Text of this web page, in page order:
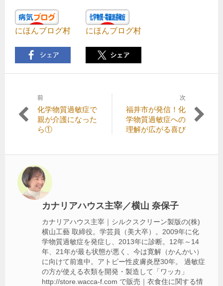
にほんブログ村 にほんブログ村
稿
ゲ
ー
シ
前
前
の
記
化学物質過敏症で
親が介護になった
ら①
次
次
の
記
福井市が発信！化
学物質過敏症への
理解が広がる喜び
カナリアハウス主宰／横山 奈保子
カナリアハウス主宰｜シルクスクリーン製版の(株)
横山工藝 取締役。学芸員（美大卒）。2009年に化
学物質過敏症を発症し、2013年に診断。12年～14
年、21年が最も状態が悪く、今は寛解（かんかい）
に向けて前進中。アトピー性皮膚炎歴30年。 過敏症
の方が使える衣類を開発・製造して「ワッカ」
http://store.wacca-f.com で販売｜衣食住に関する情